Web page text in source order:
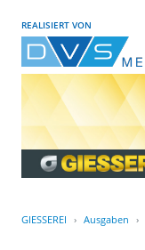
REALISIERT VON
GIESSEREI Ausgaben